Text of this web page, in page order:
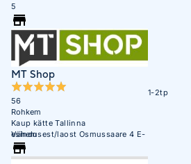
5
MT Shop
56
Rohkem
Kaup kätte Tallinna
esindusest/laost Osmussaare 4 E-
R 10:00 - 17:00
Vähem
1-2tp